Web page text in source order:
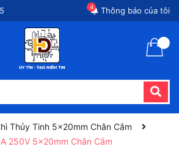
Thông báo của tôi
4
Thủy Tinh 5x20mm Chân Cắm
250V 5x20mm Chân Cắm